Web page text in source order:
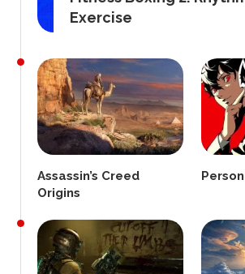
Exercise
Assassin’s Creed
Origins